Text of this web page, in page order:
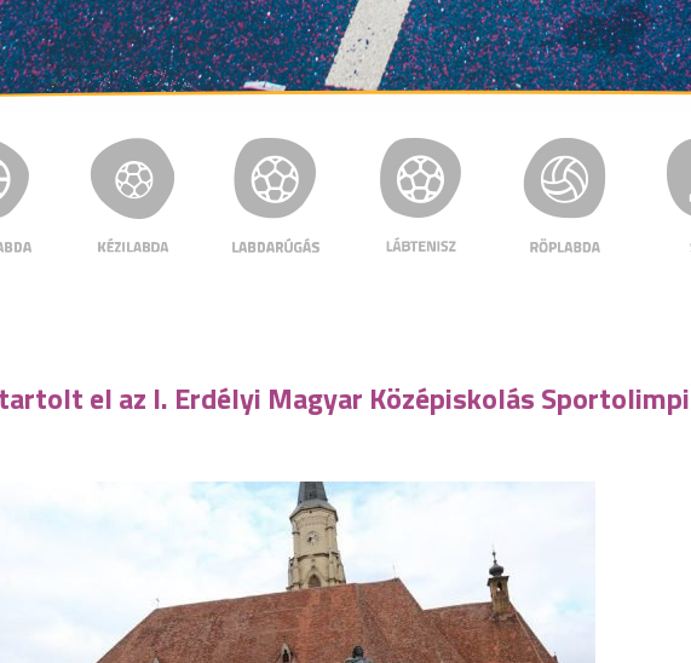
el az I. Erdélyi Magyar Középiskolás